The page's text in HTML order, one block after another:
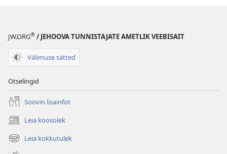
JW.ORG® / JEHOOVA TUNNISTAJATE AMETLIK VEEBISAIT
Välimuse sätted
Otselingid
Soovin lisainfot
Leia koosolek
(avab
uue
akna)
Leia kokkutulek
(avab